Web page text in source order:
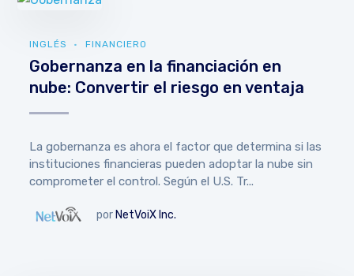
INGLÉS FINANCIERO
Gobernanza en la financiación en
nube: Convertir el riesgo en ventaja
La gobernanza es ahora el factor que determina si las
instituciones financieras pueden adoptar la nube sin
comprometer el control. Según el U.S. Tr...
por NetVoiX Inc.